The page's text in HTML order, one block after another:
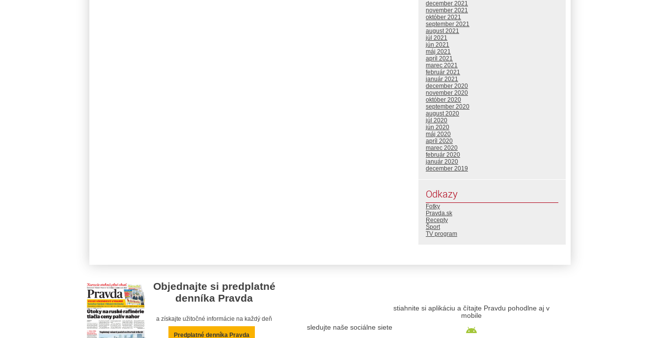
december 2021
november 2021
október 2021
september 2021
august 2021
júl 2021
jún 2021
máj 2021
apríl 2021
marec 2021
február 2021
január 2021
december 2020
november 2020
október 2020
september 2020
august 2020
júl 2020
jún 2020
máj 2020
apríl 2020
marec 2020
február 2020
január 2020
december 2019
Odkazy
Fotky
Pravda.sk
Recepty
Šport
TV program
Objednajte si predplatné
denníka Pravda
a získajte užitočné informácie na každý deň
Predplatné denníka Pravda
sledujte naše sociálne siete
stiahnite si aplikáciu a čítajte Pravdu pohodlne aj v
mobile